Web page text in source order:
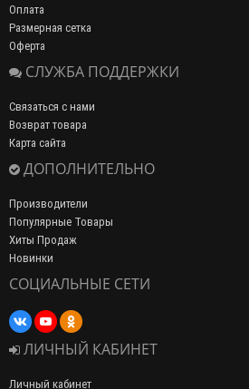
Оплата
Размерная сетка
Оферта
СЛУЖБА ПОДДЕРЖКИ
Связаться с нами
Возврат товара
Карта сайта
ДОПОЛНИТЕЛЬНО
Производители
Популярные Товары
Хиты Продаж
Новинки
СОЦИАЛЬНЫЕ СЕТИ
ЛИЧНЫЙ КАБИНЕТ
Личный кабинет